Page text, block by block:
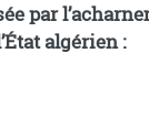
par
algérien :